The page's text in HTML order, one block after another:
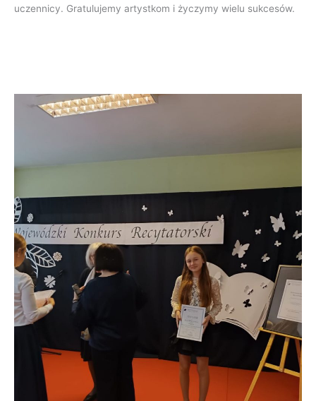
uczennicy. Gratulujemy artystkom i życzymy wielu sukcesów.